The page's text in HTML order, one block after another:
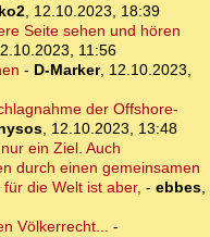
, 12.10.2023, 18:39
Seite sehen und hören
11:56
- D-Marker, 12.10.2023,
der Offshore-
, 12.10.2023, 13:48
ein Ziel. Auch
durch einen gemeinsamen
die Welt ist aber, - ebbes,
Völkerrecht... -